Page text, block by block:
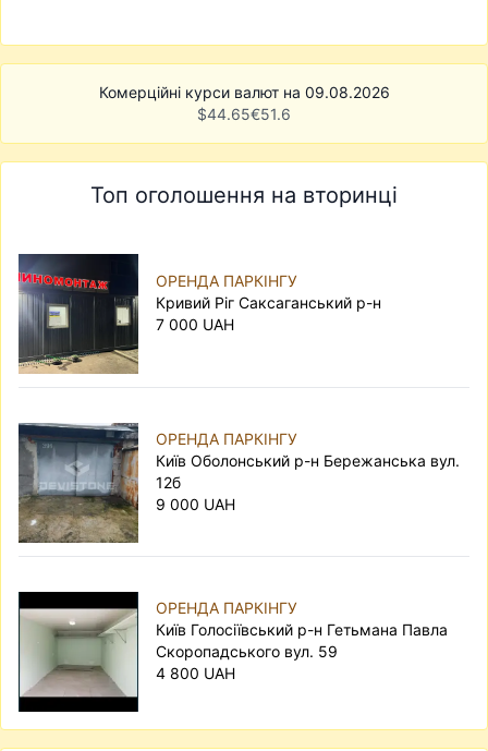
Комерційні курси валют на 09.08.2026
$44.65€51.6
Топ оголошення на вторинці
ОРЕНДА ПАРКІНГУ
Кривий Ріг Саксаганський р-н
7 000 UAH
ОРЕНДА ПАРКІНГУ
Київ Оболонський р-н Бережанська вул.
12б
9 000 UAH
ОРЕНДА ПАРКІНГУ
Київ Голосіївський р-н Гетьмана Павла
Скоропадського вул. 59
4 800 UAH